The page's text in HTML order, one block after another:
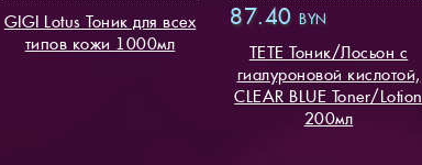
GIGI Lotus Тоник для всех
типов кожи 1000мл
87.40 BYN
TETE Тоник/Лосьон с
гиалуроновой кислотой,
CLEAR BLUE Toner/Lotion
200мл